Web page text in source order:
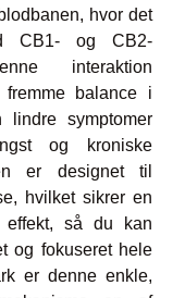
hvor det
CB1- og CB2-
interaktion
balance i
lindre symptomer
og kroniske
er designet til
hvilket sikrer en
effekt, så du kan
og fokuseret hele
er denne enkle,